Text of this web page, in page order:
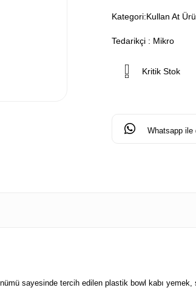
Kategori:Kullan At
Tedarikçi : Mikro
Kritik Stok
Whatsapp ile
sayesinde tercih edilen plastik bowl kabı